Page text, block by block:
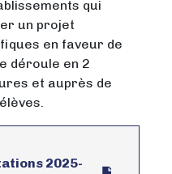
qui
un projet
en faveur de
déroule en 2
et auprès de
2025-